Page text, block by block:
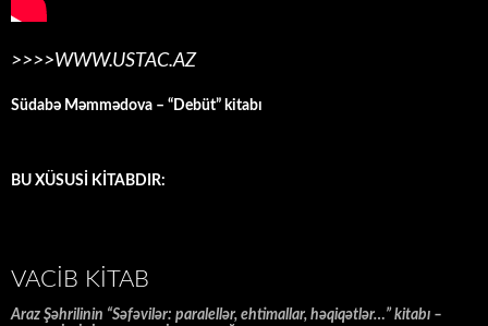
>>>>WWW.USTAC.AZ
Südabə Məmmədova – “Debüt” kitabı
BU XÜSUSİ KİTABDIR:
VACIB KITAB
Araz Şəhrilinin “Səfəvilər: paralellər, ehtimallar, həqiqətlər…” kitabı –